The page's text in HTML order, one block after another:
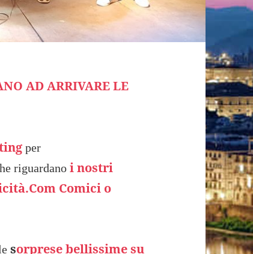
AD ARRIVARE LE
per
riguardano i nostri
Comici o
sorprese bellissime su